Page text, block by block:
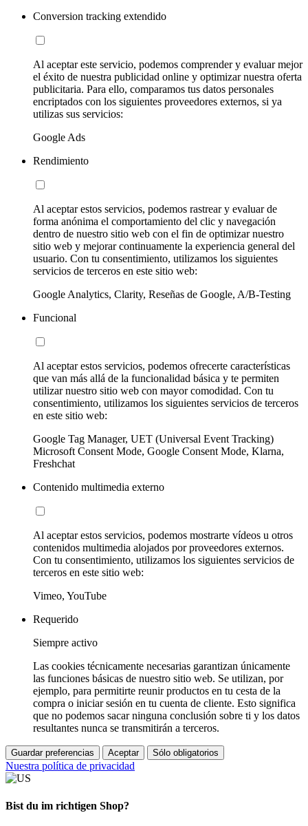
Conversion tracking extendido
Al aceptar este servicio, podemos comprender y evaluar mejor
el éxito de nuestra publicidad online y optimizar nuestra oferta
publicitaria. Para ello, comparamos tus datos personales
encriptados con los siguientes proveedores externos, si ya
utilizas sus servicios:
Google Ads
Rendimiento
Al aceptar estos servicios, podemos rastrear y evaluar de
forma anónima el comportamiento del clic y navegación
dentro de nuestro sitio web con el fin de optimizar nuestro
sitio web y mejorar continuamente la experiencia general del
usuario. Con tu consentimiento, utilizamos los siguientes
servicios de terceros en este sitio web:
Google Analytics, Clarity, Reseñas de Google, A/B-Testing
Funcional
Al aceptar estos servicios, podemos ofrecerte características
que van más allá de la funcionalidad básica y te permiten
utilizar nuestro sitio web con mayor comodidad. Con tu
consentimiento, utilizamos los siguientes servicios de terceros
en este sitio web:
Google Tag Manager, UET (Universal Event Tracking)
Microsoft Consent Mode, Google Consent Mode, Klarna,
Freshchat
Contenido multimedia externo
Al aceptar estos servicios, podemos mostrarte vídeos u otros
contenidos multimedia alojados por proveedores externos.
Con tu consentimiento, utilizamos los siguientes servicios de
terceros en este sitio web:
Vimeo, YouTube
Requerido
Siempre activo
Las cookies técnicamente necesarias garantizan únicamente
las funciones básicas de nuestro sitio web. Se utilizan, por
ejemplo, para permitirte reunir productos en tu cesta de la
compra o iniciar sesión en tu cuenta de cliente. Esto significa
que no podemos sacar ninguna conclusión sobre ti y los datos
resultantes nunca se transmitirán a terceros.
Guardar preferencias Aceptar Sólo obligatorios
Nuestra política de privacidad
Bist du im richtigen Shop?